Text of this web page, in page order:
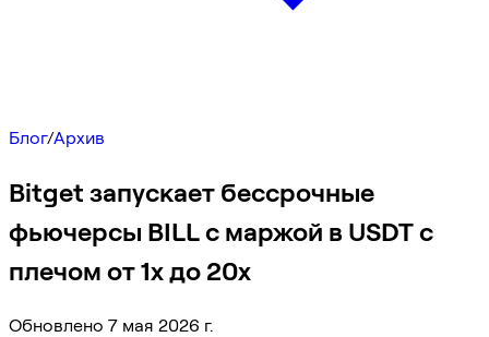
Блог/Архив
Bitget запускает бессрочные
фьючерсы BILL с маржой в USDT с
плечом от 1x до 20x
Обновлено 7 мая 2026 г.